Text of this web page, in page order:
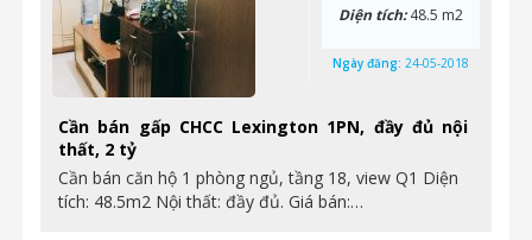
Cần bán gấp CHCC Lexington 1PN, đầy đủ nội
thất, 2 tỷ
Cần bán căn hộ 1 phòng ngủ, tầng 18, view Q1 Diện
tích: 48.5m2 Nội thất: đầy đủ. Giá bán:…
Diện tích:48.5 m2
Ngày đăng: 24-05-2018